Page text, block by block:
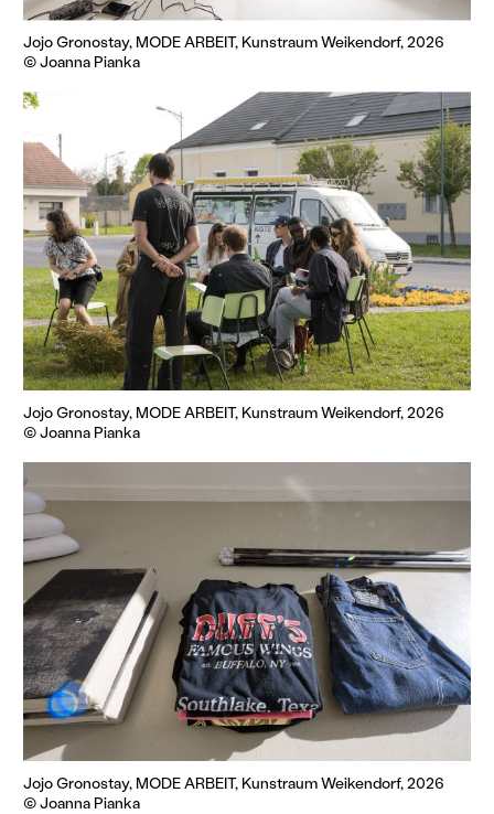
Jojo Gronostay, MODE ARBEIT, Kunstraum Weikendorf, 2026
© Joanna Pianka
Jojo Gronostay, MODE ARBEIT, Kunstraum Weikendorf, 2026
© Joanna Pianka
Jojo Gronostay, MODE ARBEIT, Kunstraum Weikendorf, 2026
© Joanna Pianka